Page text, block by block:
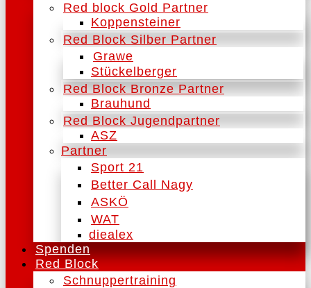
Red block Gold Partner
Koppensteiner
Red Block Silber Partner
Grawe
Stückelberger
Red Block Bronze Partner
Brauhund
Red Block Jugendpartner
ASZ
Partner
Sport 21
Better Call Nagy
ASKÖ
WAT
diealex
Spenden
Red Block
Schnuppertraining